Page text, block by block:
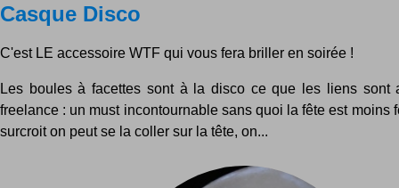
Casque Disco
C'est LE accessoire WTF qui vous fera briller en soirée !
Les boules à facettes sont à la disco ce que les liens sont
freelance : un must incontournable sans quoi la fête est moins
surcroit on peut se la coller sur la tête, on...